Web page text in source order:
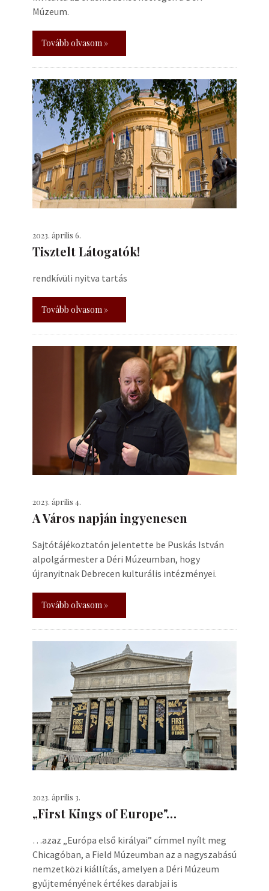
Múzeum.
Tovább olvasom »
2023. április 6.
Tisztelt Látogatók!
rendkívüli nyitva tartás
Tovább olvasom »
2023. április 4.
A Város napján ingyenesen
Sajtótájékoztatón jelentette be Puskás István
alpolgármester a Déri Múzeumban, hogy
újranyitnak Debrecen kulturális intézményei.
Tovább olvasom »
2023. április 3.
„First Kings of Europe"…
…azaz „Európa első királyai” címmel nyílt meg
Chicagóban, a Field Múzeumban az a nagyszabású
nemzetközi kiállítás, amelyen a Déri Múzeum
gyűjteményének értékes darabjai is